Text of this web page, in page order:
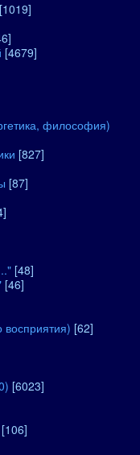
[1019]
[4679]
философия)
[827]
[87]
[48]
[46]
восприятия) [62]
[6023]
[106]